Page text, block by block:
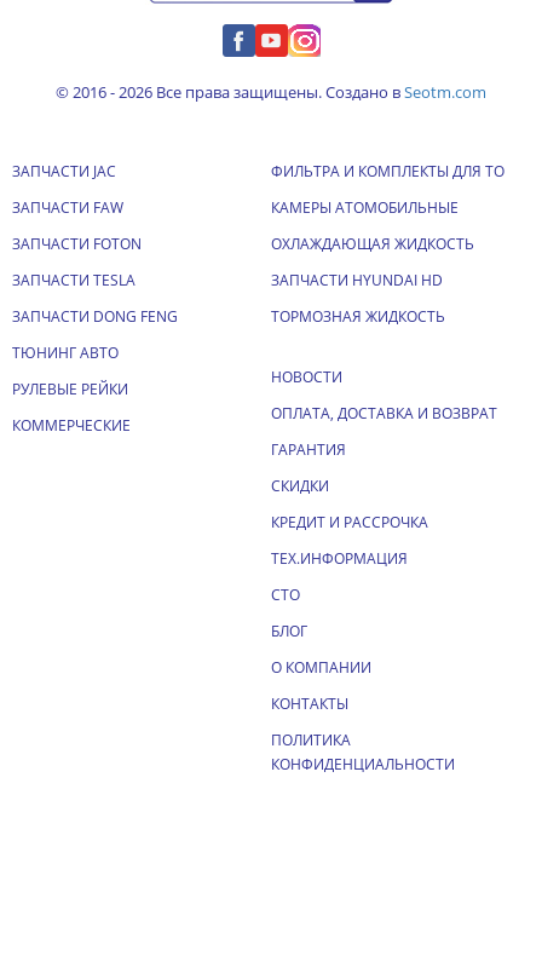
© 2016 - 2026 Все права защищены. Создано вSeotm.com
ЗАПЧАСТИ JAC
ЗАПЧАСТИ FAW
ЗАПЧАСТИ FOTON
ЗАПЧАСТИ TESLA
ЗАПЧАСТИ DONG FENG
ТЮНИНГ АВТО
РУЛЕВЫЕ РЕЙКИ
КОММЕРЧЕСКИЕ
ФИЛЬТРА И КОМПЛЕКТЫ ДЛЯ ТО
КАМЕРЫ АТОМОБИЛЬНЫЕ
ОХЛАЖДАЮЩАЯ ЖИДКОСТЬ
ЗАПЧАСТИ HYUNDAI HD
ТОРМОЗНАЯ ЖИДКОСТЬ
НОВОСТИ
ОПЛАТА, ДОСТАВКА И ВОЗВРАТ
ГАРАНТИЯ
СКИДКИ
КРЕДИТ И РАССРОЧКА
ТЕХ.ИНФОРМАЦИЯ
СТО
БЛОГ
О КОМПАНИИ
КОНТАКТЫ
ПОЛИТИКА
КОНФИДЕНЦИАЛЬНОСТИ